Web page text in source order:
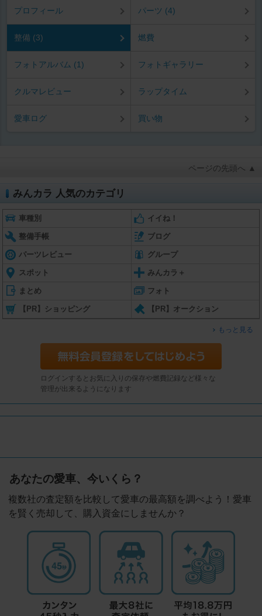
プロフィール パーツ (4)
整備 (3) 燃費
フォトアルバム (1) フォトギャラリー
クルマレビュー ラップタイム
愛車ログ 買い物
ページの先頭へ ▲
みんカラ 人気のカテゴリ
車種別 イイね！
整備手帳 ブログ
パーツレビュー グループ
スポット みんカラ＋
まとめ フォト
【PR】ショッピング 【PR】オークション
もっと見る
ログインするとお気に入りの保存や燃費記録など様々な
管理が出来るようになります
あなたの愛車、今いくら？
複数社の査定額を比較して愛車の最高額を調べよう！愛車
を賢く売却して、購入資金にしませんか？